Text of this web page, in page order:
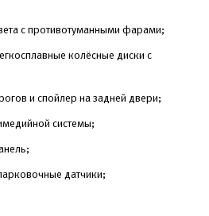
с противотуманными фарами;
колёсные диски с
и спойлер на задней двери;
системы;
датчики;